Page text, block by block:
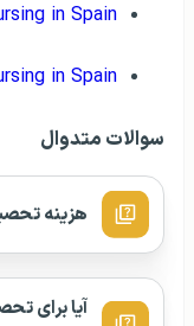
in Spain
in Spain
سوالات متدوال
هزینه
آیا برای